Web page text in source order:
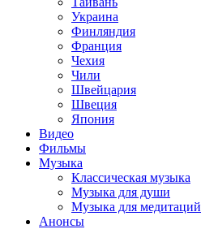
Украина
Финляндия
Франция
Чехия
Чили
Швейцария
Швеция
Япония
Видео
Фильмы
Музыка
Классическая музыка
Музыка для души
Музыка для медитаций
Анонсы